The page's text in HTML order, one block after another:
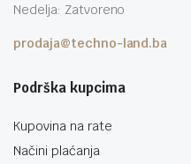
Nedelja: Zatvoreno
prodaja@techno-land.ba
Podrška kupcima
Kupovina na rate
Načini plaćanja